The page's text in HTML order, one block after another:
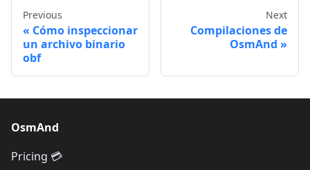
Previous
Cómo inspeccionar
un archivo binario
obf
Next
Compilaciones de
OsmAnd
OsmAnd
Pricing 💳